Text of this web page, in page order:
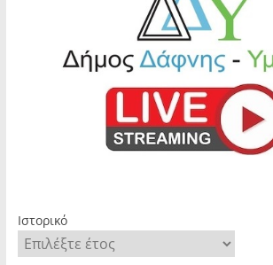
Ιστορικό